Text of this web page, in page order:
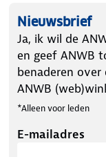
· Garantiekaart
· Handleiding
Nieuwsbrief
Ja, ik wil de
en geef ANWB
benaderen
ANWB
*Alleen voor leden
E-mailadres